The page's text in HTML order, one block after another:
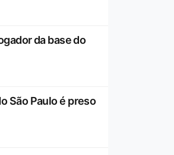
da base do
São Paulo é preso